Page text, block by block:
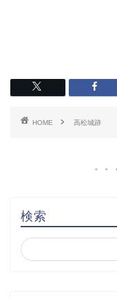
HOME 高松城跡
検索